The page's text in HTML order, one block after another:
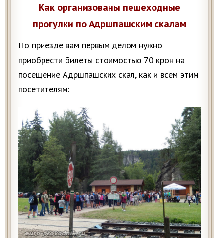
Как организованы пешеходные
прогулки по Адршпашским скалам
По приезде вам первым делом нужно
приобрести билеты стоимостью 70 крон на
посещение Адршпашских скал, как и всем этим
посетителям: